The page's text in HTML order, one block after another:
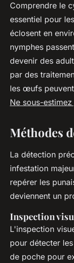
Comprendre le
essentiel pour
éclosent en
nymphes
devenir des
par des
les œufs
Ne sous-
Méthodes
La détection
infestation
repérer les
deviennent un
Inspection
L'inspection
pour détecter
de poche pour